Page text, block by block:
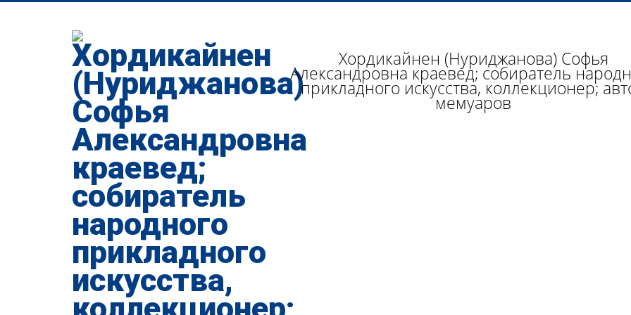
Хордикайнен (Нуриджанова) Софья
Александровна краевед; собиратель
прикладного искусства, коллекционер;
мемуаров